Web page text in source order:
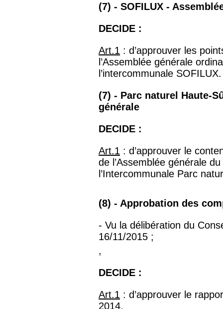
(7) - SOFILUX -
DECIDE :
Art.1 : d’approuver les
l’Assemblée générale
l’intercommunale SOFILUX.
(7) - Parc naturel Haute-
générale
DECIDE :
Art.1 : d’approuver le
de l’Assemblée générale
l’Intercommunale Parc
(8) - Approbation des
- Vu la délibération du
16/11/2015 ;
,
DECIDE :
Art.1 : d’approuver le
2014.